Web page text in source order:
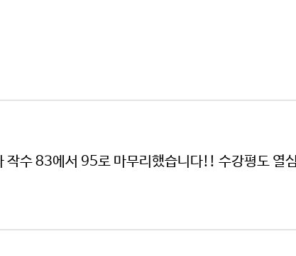
작수 83에서 95로 마무리했습니다!! 수강평도 열